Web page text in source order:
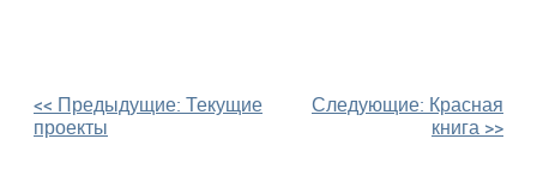
Навигация
по
<< Предыдущие: Текущие
проекты
Следующие: Красная
книга >>